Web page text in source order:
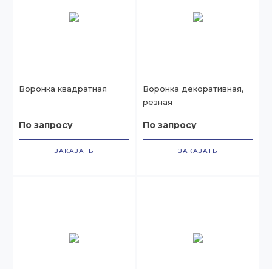
Воронка квадратная
По запросу
ЗАКАЗАТЬ
Воронка декоративная,
резная
По запросу
ЗАКАЗАТЬ